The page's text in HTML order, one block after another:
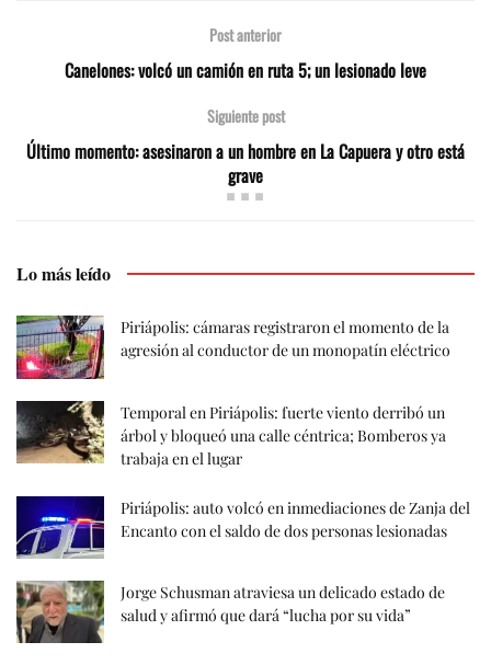
Post anterior
Canelones: volcó un camión en ruta 5; un lesionado leve
Siguiente post
Último momento: asesinaron a un hombre en La Capuera y otro está
grave
Lo más leído
Piriápolis: cámaras registraron el momento de la
agresión al conductor de un monopatín eléctrico
Temporal en Piriápolis: fuerte viento derribó un
árbol y bloqueó una calle céntrica; Bomberos ya
trabaja en el lugar
Piriápolis: auto volcó en inmediaciones de Zanja del
Encanto con el saldo de dos personas lesionadas
Jorge Schusman atraviesa un delicado estado de
salud y afirmó que dará “lucha por su vida”